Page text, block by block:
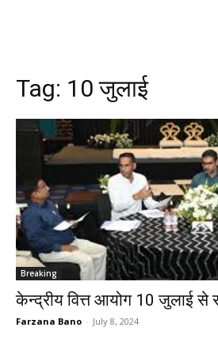
Tag: 10 जुलाई
Breaking
केन्द्रीय वित्त आयोग 10 जुलाई से
Farzana Bano - July 8, 2024